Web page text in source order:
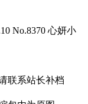
No.8370 心妍小
联系站长补档